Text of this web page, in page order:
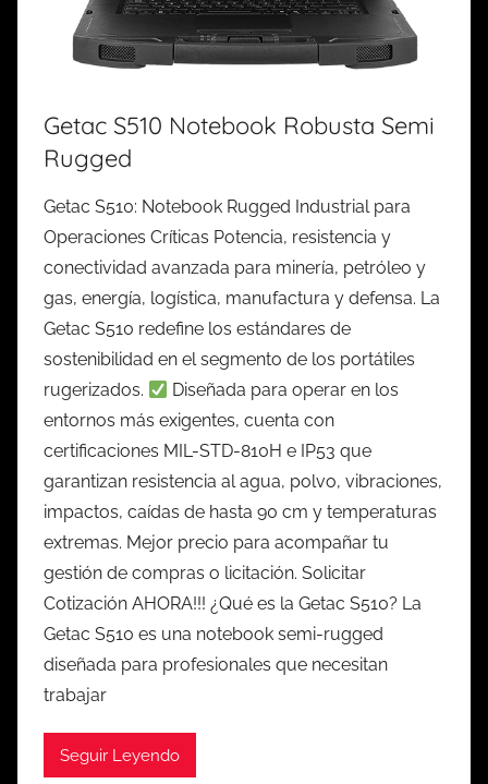
Getac S510 Notebook Robusta Semi
Rugged
Getac S510: Notebook Rugged Industrial para
Operaciones Críticas Potencia, resistencia y
conectividad avanzada para minería, petróleo y
gas, energía, logística, manufactura y defensa. La
Getac S510 redefine los estándares de
sostenibilidad en el segmento de los portátiles
rugerizados.
Diseñada para operar en los
entornos más exigentes, cuenta con
certificaciones MIL-STD-810H e IP53 que
garantizan resistencia al agua, polvo, vibraciones,
impactos, caídas de hasta 90 cm y temperaturas
extremas. Mejor precio para acompañar tu
gestión de compras o licitación. Solicitar
Cotización AHORA!!! ¿Qué es la Getac S510? La
Getac S510 es una notebook semi-rugged
diseñada para profesionales que necesitan
trabajar
Seguir Leyendo